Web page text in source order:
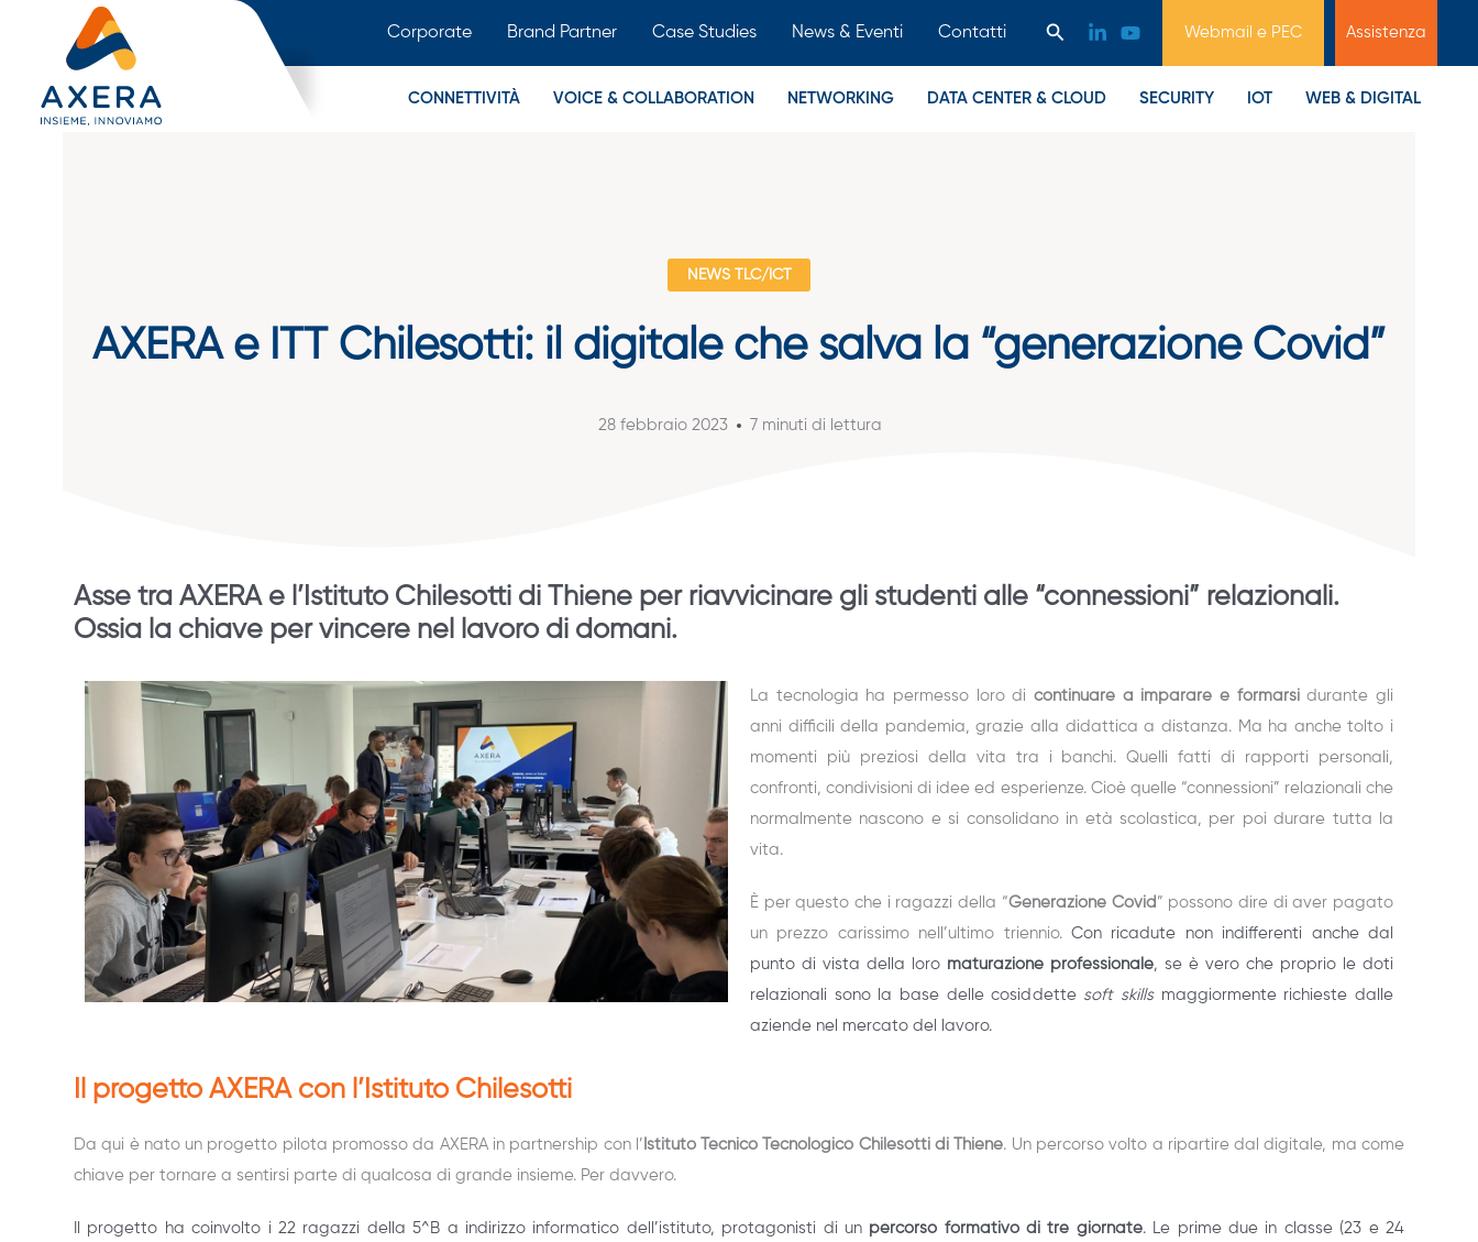
Corporate Brand Partner Case Studies News & Eventi Contatti Cerca Webmail e PEC Assistenza
CONNETTIVITÀ VOICE & COLLABORATION NETWORKING DATA CENTER & CLOUD SECURITY IOT WEB & DIGITAL
NEWS TLC/ICT
AXERA e ITT Chilesotti: il digitale che salva la “generazione Covid”
28 febbraio 2023 7 minuti di lettura
Asse tra AXERA e l’Istituto Chilesotti di Thiene per riavvicinare gli studenti alle “connessioni” relazionali.
Ossia la chiave per vincere nel lavoro di domani.
La tecnologia ha permesso loro di continuare a imparare e formarsidurante gli
anni difficili della pandemia, grazie alla didattica a distanza. Ma ha anche tolto i
momenti più preziosi della vita tra i banchi. Quelli fatti di rapporti personali,
confronti, condivisioni di idee ed esperienze. Cioè quelle “connessioni” relazionali che
normalmente nascono e si consolidano in età scolastica, per poi durare tutta la
vita.
È per questo che i ragazzi della “Generazione Covid ” possono dire di aver pagato
un prezzo carissimo nell’ultimo triennio. Con ricadute non indifferenti anche dal
punto di vista della loro maturazione professionale, se è vero che proprio le doti
relazionali sono la base delle cosiddette soft skillsmaggiormente richieste dalle
aziende nel mercato del lavoro.
Il progetto AXERA con l’Istituto Chilesotti
Da qui è nato un progetto pilota promosso da AXERA in partnership con l’ Istituto Tecnico Tecnologico Chilesotti di Thiene. Un percorso volto a ripartire dal digitale, ma come
chiave per tornare a sentirsi parte di qualcosa di grande insieme. Per davvero.
Il progetto ha coinvolto i 22 ragazzi della 5^B a indirizzo informatico dell’istituto, protagonisti di un percorso formativo di tre giornate. Le prime due in classe (23 e 24